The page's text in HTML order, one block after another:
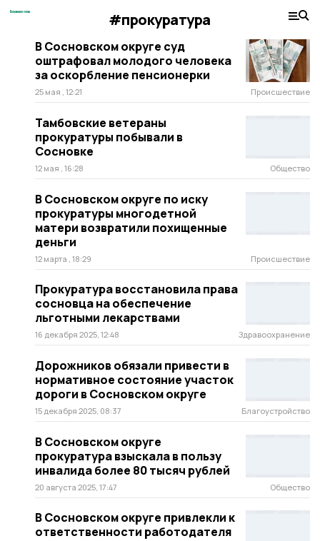
#прокуратура
В Сосновском округе суд
оштрафовал молодого человека
за оскорбление пенсионерки
25 мая , 12:21 Происшествие
Тамбовские ветераны
прокуратуры побывали в
Сосновке
12 мая , 16:28 Общество
В Сосновском округе по иску
прокуратуры многодетной
матери возвратили похищенные
деньги
12 марта , 18:29 Происшествие
Прокуратура восстановила права
сосновца на обеспечение
льготными лекарствами
16 декабря 2025, 12:48 Здравоохранение
Дорожников обязали привести в
нормативное состояние участок
дороги в Сосновском округе
15 декабря 2025, 08:37 Благоустройство
В Сосновском округе
прокуратура взыскала в пользу
инвалида более 80 тысяч рублей
20 августа 2025, 17:47 Общество
В Сосновском округе привлекли к
ответственности работодателя